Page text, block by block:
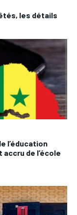
les détails
l’éducation
de l’école